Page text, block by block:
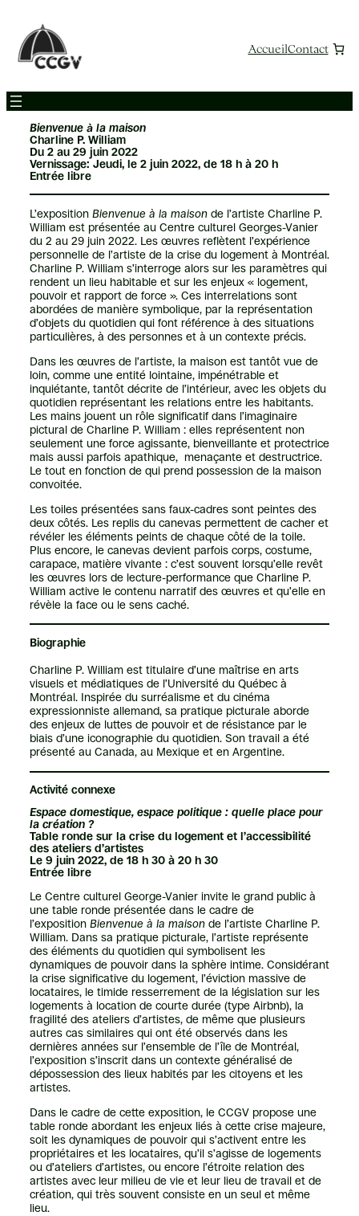
contenu
AccueilContact
Bienvenue à la maison
Charline P. William
Du 2 au 29 juin 2022
Vernissage: Jeudi, le 2 juin 2022, de 18 h à 20 h
Entrée libre
L’exposition Bienvenue à la maisonde l’artiste Charline P.
William est présentée au Centre culturel Georges-Vanier
du 2 au 29 juin 2022. Les œuvres reflètent l’expérience
personnelle de l’artiste de la crise du logement à Montréal.
Charline P. William s’interroge alors sur les paramètres qui
rendent un lieu habitable et sur les enjeux « logement,
pouvoir et rapport de force ». Ces interrelations sont
abordées de manière symbolique, par la représentation
d’objets du quotidien qui font référence à des situations
particulières, à des personnes et à un contexte précis.
Dans les œuvres de l’artiste, la maison est tantôt vue de
loin, comme une entité lointaine, impénétrable et
inquiétante, tantôt décrite de l’intérieur, avec les objets du
quotidien représentant les relations entre les habitants.
Les mains jouent un rôle significatif dans l’imaginaire
pictural de Charline P. William : elles représentent non
seulement une force agissante, bienveillante et protectrice
mais aussi parfois apathique, menaçante et destructrice.
Le tout en fonction de qui prend possession de la maison
convoitée.
Les toiles présentées sans faux-cadres sont peintes des
deux côtés. Les replis du canevas permettent de cacher et
révéler les éléments peints de chaque côté de la toile.
Plus encore, le canevas devient parfois corps, costume,
carapace, matière vivante : c’est souvent lorsqu’elle revêt
les œuvres lors de lecture-performance que Charline P.
William active le contenu narratif des œuvres et qu’elle en
révèle la face ou le sens caché.
Biographie
Charline P. William est titulaire d’une maîtrise en arts
visuels et médiatiques de l’Université du Québec à
Montréal. Inspirée du surréalisme et du cinéma
expressionniste allemand, sa pratique picturale aborde
des enjeux de luttes de pouvoir et de résistance par le
biais d’une iconographie du quotidien. Son travail a été
présenté au Canada, au Mexique et en Argentine.
Activité connexe
Espace domestique, espace politique : quelle place pour
la création ?
Table ronde sur la crise du logement et l’accessibilité
des ateliers d’artistes
Le 9 juin 2022, de 18 h 30 à 20 h 30
Entrée libre
Le Centre culturel George-Vanier invite le grand public à
une table ronde présentée dans le cadre de
l’exposition Bienvenue à la maisonde l’artiste Charline P.
William. Dans sa pratique picturale, l’artiste représente
des éléments du quotidien qui symbolisent les
dynamiques de pouvoir dans la sphère intime. Considérant
la crise significative du logement, l’éviction massive de
locataires, le timide resserrement de la législation sur les
logements à location de courte durée (type Airbnb), la
fragilité des ateliers d’artistes, de même que plusieurs
autres cas similaires qui ont été observés dans les
dernières années sur l’ensemble de l’île de Montréal,
l’exposition s’inscrit dans un contexte généralisé de
dépossession des lieux habités par les citoyens et les
artistes.
Dans le cadre de cette exposition, le CCGV propose une
table ronde abordant les enjeux liés à cette crise majeure,
soit les dynamiques de pouvoir qui s’activent entre les
propriétaires et les locataires, qu’il s’agisse de logements
ou d’ateliers d’artistes, ou encore l’étroite relation des
artistes avec leur milieu de vie et leur lieu de travail et de
création, qui très souvent consiste en un seul et même
lieu.